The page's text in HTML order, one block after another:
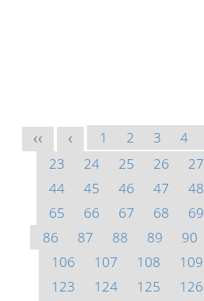
<< < 1 2 3 4
23
24 25 26 27
44
45 46 47 48
65
66 67 68 69
86
87 88 89 90
106
107 108 109
123
124 125 126